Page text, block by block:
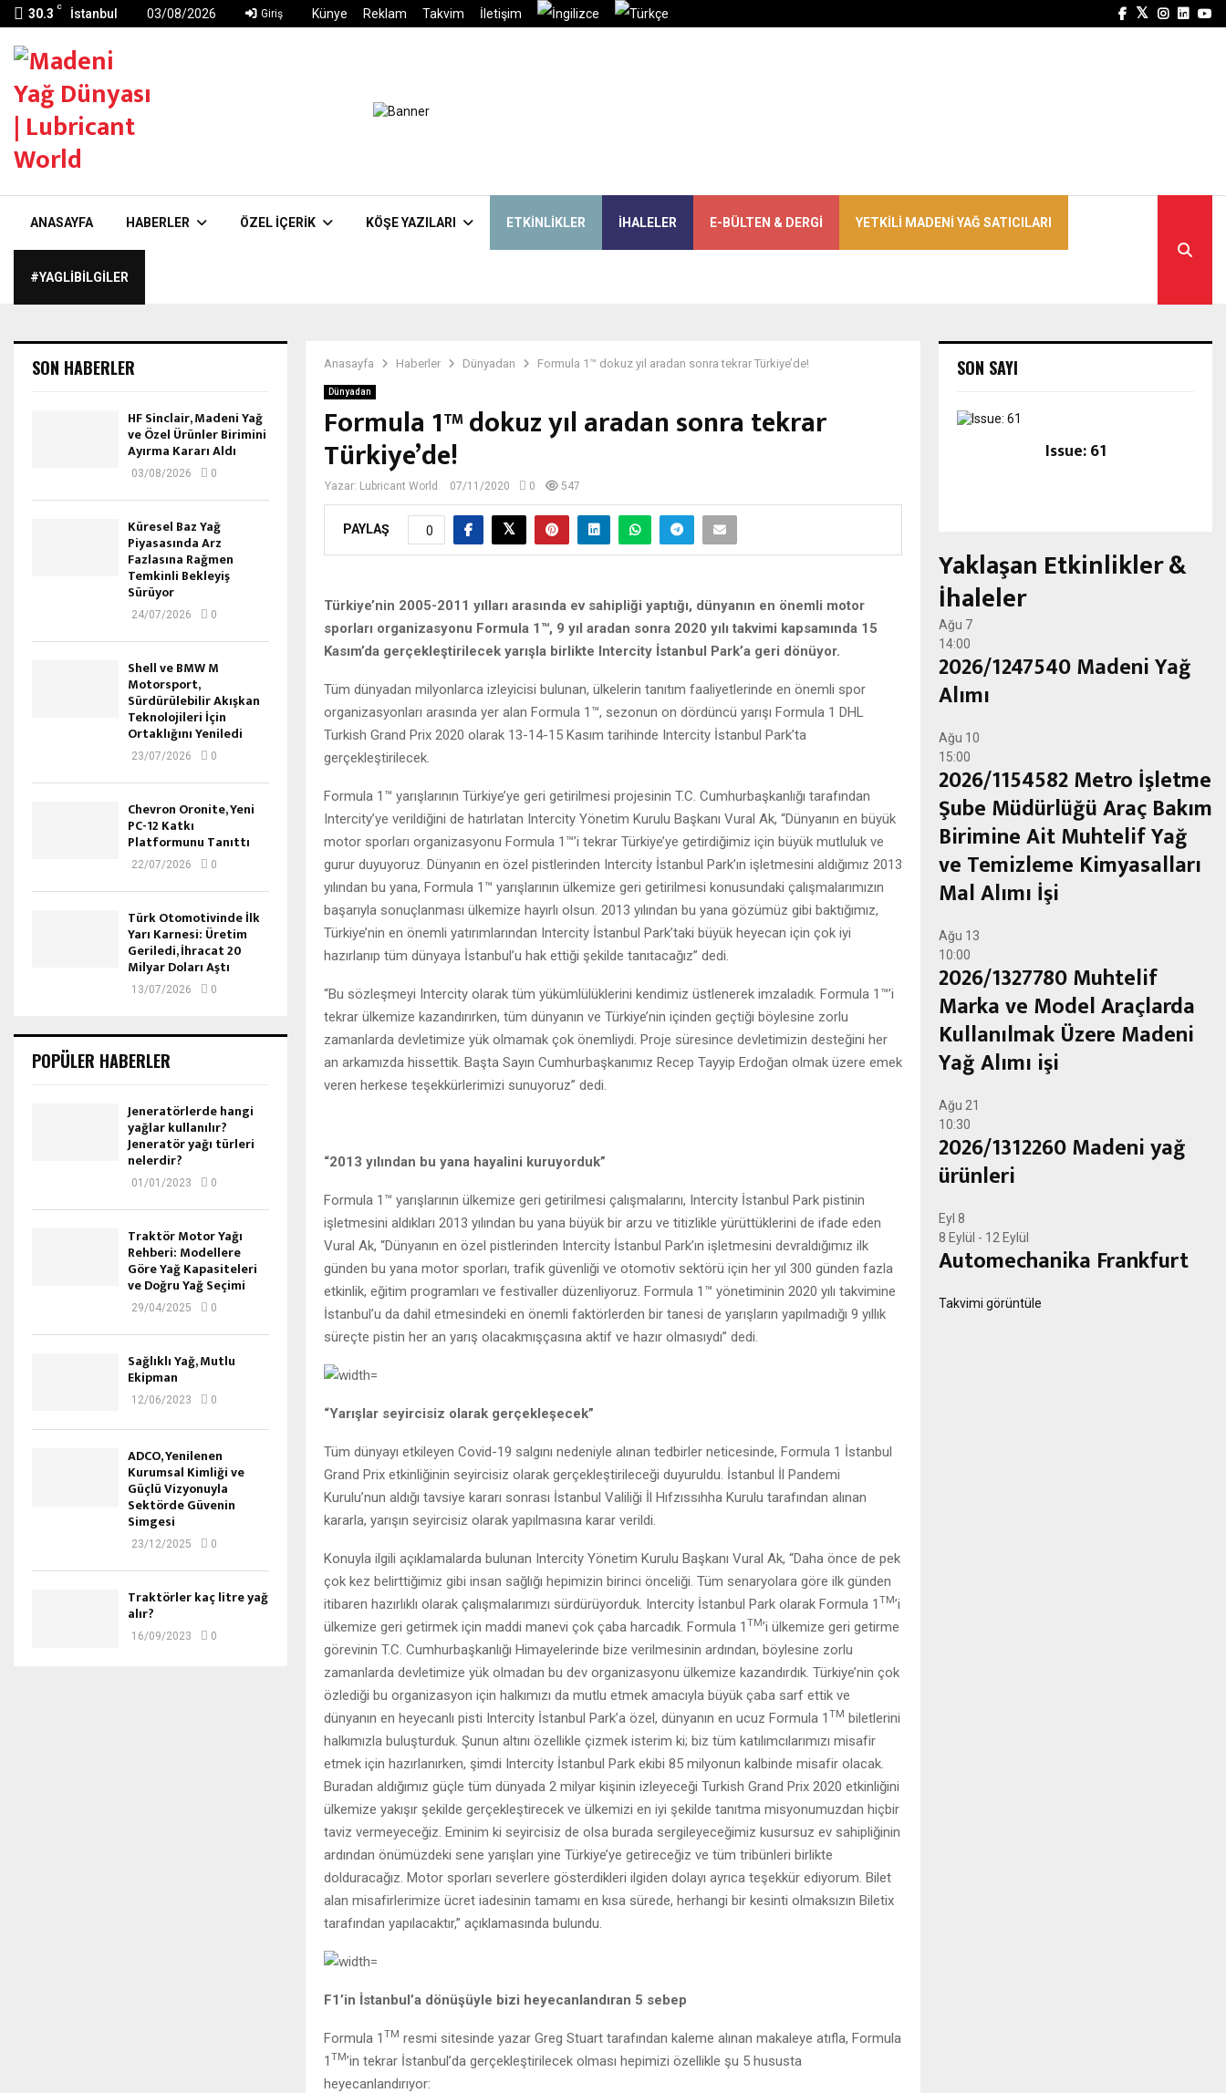
30.3 C İstanbul 03/08/2026 Giriş Künye Reklam Takvim İletişim Facebook
Twitter
Instagram
ANASAYFA HABERLER ÖZEL İÇERIK KÖŞE YAZILARI ETKINLIKLER İHALELER E-BÜLTEN & DERGI YETKILI MADENI YAĞ SATICILARI
#YAGLIBILGILER
Anasayfa Haberler Dünyadan Formula 1™ dokuz yıl aradan sonra tekrar Türkiye’de!
Dünyadan
Formula 1™ dokuz yıl aradan sonra tekrar
Türkiye’de!
Yazar: Lubricant World 07/11/2020 0 547
PAYLAŞ 0
Türkiye’nin 2005-2011 yılları arasında ev sahipliği yaptığı, dünyanın en önemli motor
sporları organizasyonu Formula 1™, 9 yıl aradan sonra 2020 yılı takvimi kapsamında 15
Kasım’da gerçekleştirilecek yarışla birlikte Intercity İstanbul Park’a geri dönüyor.
Tüm dünyadan milyonlarca izleyicisi bulunan, ülkelerin tanıtım faaliyetlerinde en önemli spor
organizasyonları arasında yer alan Formula 1™, sezonun on dördüncü yarışı Formula 1 DHL
Turkish Grand Prix 2020 olarak 13-14-15 Kasım tarihinde Intercity İstanbul Park’ta
gerçekleştirilecek.
Formula 1™ yarışlarının Türkiye’ye geri getirilmesi projesinin T.C. Cumhurbaşkanlığı tarafından
Intercity’ye verildiğini de hatırlatan Intercity Yönetim Kurulu Başkanı Vural Ak, “Dünyanın en büyük
motor sporları organizasyonu Formula 1™’i tekrar Türkiye’ye getirdiğimiz için büyük mutluluk ve
gurur duyuyoruz. Dünyanın en özel pistlerinden Intercity İstanbul Park’ın işletmesini aldığımız 2013
yılından bu yana, Formula 1™ yarışlarının ülkemize geri getirilmesi konusundaki çalışmalarımızın
başarıyla sonuçlanması ülkemize hayırlı olsun. 2013 yılından bu yana gözümüz gibi baktığımız,
Türkiye’nin en önemli yatırımlarından Intercity İstanbul Park’taki büyük heyecan için çok iyi
hazırlanıp tüm dünyaya İstanbul’u hak ettiği şekilde tanıtacağız” dedi.
“Bu sözleşmeyi Intercity olarak tüm yükümlülüklerini kendimiz üstlenerek imzaladık. Formula 1™’i
tekrar ülkemize kazandırırken, tüm dünyanın ve Türkiye’nin içinden geçtiği böylesine zorlu
zamanlarda devletimize yük olmamak çok önemliydi. Proje süresince devletimizin desteğini her
an arkamızda hissettik. Başta Sayın Cumhurbaşkanımız Recep Tayyip Erdoğan olmak üzere emek
veren herkese teşekkürlerimizi sunuyoruz” dedi.
“2013 yılından bu yana hayalini kuruyorduk”
Formula 1™ yarışlarının ülkemize geri getirilmesi çalışmalarını, Intercity İstanbul Park pistinin
işletmesini aldıkları 2013 yılından bu yana büyük bir arzu ve titizlikle yürüttüklerini de ifade eden
Vural Ak, “Dünyanın en özel pistlerinden Intercity İstanbul Park’ın işletmesini devraldığımız ilk
günden bu yana motor sporları, trafik güvenliği ve otomotiv sektörü için her yıl 300 günden fazla
etkinlik, eğitim programları ve festivaller düzenliyoruz. Formula 1™ yönetiminin 2020 yılı takvimine
İstanbul’u da dahil etmesindeki en önemli faktörlerden bir tanesi de yarışların yapılmadığı 9 yıllık
süreçte pistin her an yarış olacakmışçasına aktif ve hazır olmasıydı” dedi.
“Yarışlar seyircisiz olarak gerçekleşecek”
Tüm dünyayı etkileyen Covid-19 salgını nedeniyle alınan tedbirler neticesinde, Formula 1 İstanbul
Grand Prix etkinliğinin seyircisiz olarak gerçekleştirileceği duyuruldu. İstanbul İl Pandemi
Kurulu’nun aldığı tavsiye kararı sonrası İstanbul Valiliği İl Hıfzıssıhha Kurulu tarafından alınan
kararla, yarışın seyircisiz olarak yapılmasına karar verildi.
Konuyla ilgili açıklamalarda bulunan Intercity Yönetim Kurulu Başkanı Vural Ak, “Daha önce de pek
çok kez belirttiğimiz gibi insan sağlığı hepimizin birinci önceliği. Tüm senaryolara göre ilk günden
itibaren hazırlıklı olarak çalışmalarımızı sürdürüyorduk. Intercity İstanbul Park olarak Formula 1 TM’i
ülkemize geri getirmek için maddi manevi çok çaba harcadık. Formula 1 TM’i ülkemize geri getirme
görevinin T.C. Cumhurbaşkanlığı Himayelerinde bize verilmesinin ardından, böylesine zorlu
zamanlarda devletimize yük olmadan bu dev organizasyonu ülkemize kazandırdık. Türkiye’nin çok
özlediği bu organizasyon için halkımızı da mutlu etmek amacıyla büyük çaba sarf ettik ve
dünyanın en heyecanlı pisti Intercity İstanbul Park’a özel, dünyanın en ucuz Formula 1 TM biletlerini
halkımızla buluşturduk. Şunun altını özellikle çizmek isterim ki; biz tüm katılımcılarımızı misafir
etmek için hazırlanırken, şimdi Intercity İstanbul Park ekibi 85 milyonun kalbinde misafir olacak.
Buradan aldığımız güçle tüm dünyada 2 milyar kişinin izleyeceği Turkish Grand Prix 2020 etkinliğini
ülkemize yakışır şekilde gerçekleştirecek ve ülkemizi en iyi şekilde tanıtma misyonumuzdan hiçbir
taviz vermeyeceğiz. Eminim ki seyircisiz de olsa burada sergileyeceğimiz kusursuz ev sahipliğinin
ardından önümüzdeki sene yarışları yine Türkiye’ye getireceğiz ve tüm tribünleri birlikte
dolduracağız. Motor sporları severlere gösterdikleri ilgiden dolayı ayrıca teşekkür ediyorum. Bilet
alan misafirlerimize ücret iadesinin tamamı en kısa sürede, herhangi bir kesinti olmaksızın Biletix
tarafından yapılacaktır,” açıklamasında bulundu.
F1’in İstanbul’a dönüşüyle bizi heyecanlandıran 5 sebep
Formula 1 TM resmi sitesinde yazar Greg Stuart tarafından kaleme alınan makaleye atıfla, Formula
1 TM’in tekrar İstanbul’da gerçekleştirilecek olması hepimizi özellikle şu 5 hususta
heyecanlandırıyor:
SON HABERLER
HF Sinclair, Madeni Yağ
ve Özel Ürünler Birimini
Ayırma Kararı Aldı
03/08/2026 0
Küresel Baz Yağ
Piyasasında Arz
Fazlasına Rağmen
Temkinli Bekleyiş
Sürüyor
24/07/2026 0
Shell ve BMW M
Motorsport,
Sürdürülebilir Akışkan
Teknolojileri İçin
Ortaklığını Yeniledi
23/07/2026 0
Chevron Oronite, Yeni
PC-12 Katkı
Platformunu Tanıttı
22/07/2026 0
Türk Otomotivinde İlk
Yarı Karnesi: Üretim
Geriledi, İhracat 20
Milyar Doları Aştı
13/07/2026 0
POPÜLER HABERLER
Jeneratörlerde hangi
yağlar kullanılır?
Jeneratör yağı türleri
nelerdir?
01/01/2023 0
Traktör Motor Yağı
Rehberi: Modellere
Göre Yağ Kapasiteleri
ve Doğru Yağ Seçimi
29/04/2025 0
Sağlıklı Yağ, Mutlu
Ekipman
12/06/2023 0
ADCO, Yenilenen
Kurumsal Kimliği ve
Güçlü Vizyonuyla
Sektörde Güvenin
Simgesi
23/12/2025 0
Traktörler kaç litre yağ
alır?
16/09/2023 0
SON SAYI
Issue: 61
Yaklaşan Etkinlikler &
İhaleler
Ağu 7
14:00
2026/1247540 Madeni Yağ
Alımı
Ağu 10
15:00
2026/1154582 Metro İşletme
Şube Müdürlüğü Araç Bakım
Birimine Ait Muhtelif Yağ
ve Temizleme Kimyasalları
Mal Alımı İşi
Ağu 13
10:00
2026/1327780 Muhtelif
Marka ve Model Araçlarda
Kullanılmak Üzere Madeni
Yağ Alımı işi
Ağu 21
10:30
2026/1312260 Madeni yağ
ürünleri
Eyl 8
8 Eylül - 12 Eylül
Automechanika Frankfurt
Takvimi görüntüle